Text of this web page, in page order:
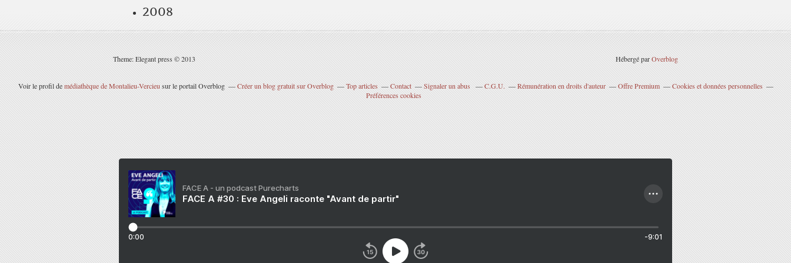
2008
Theme: Elegant press © 2013 Hébergé parOverblog
Voir le profil demédiathèque de Montalieu-Vercieu sur le portail Overblog Créer un blog gratuit sur Overblog Top articles Contact Signaler un abus C.G.U. Rémunération en droits d'auteur Offre Premium
Cookies et données personnelles
Préférences cookies
FACE A - un podcast Purecharts
FACE A #30 : Eve Angeli raconte "Avant de partir"
0:00 -9:01